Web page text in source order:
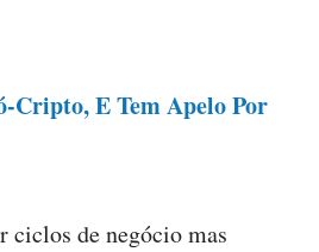
Cripto, E Tem Apelo Por
ciclos de negócio mas